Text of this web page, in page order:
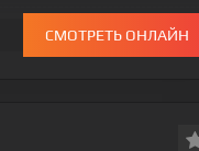
СМОТРЕТЬ ОНЛАЙН